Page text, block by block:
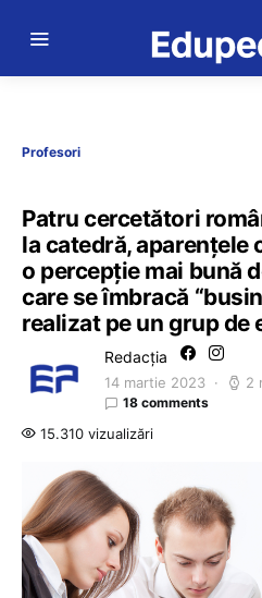
Profesori
Patru cercetători
la catedră, aparențele
o percepție mai bună
care se îmbracă
realizat pe un grup de
Redacția
14 martie 2023 2
18 comments
15.310 vizualizări